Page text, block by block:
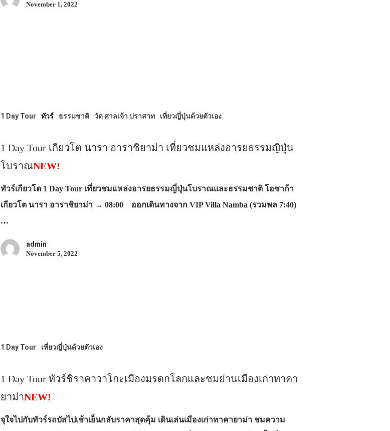
November 1, 2022
1 Day Tour ทัวร์ ธรรมชาติ วัด ศาลเจ้า ปราสาท เที่ยวญี่ปุ่นด้วยตัวเอง
1 Day Tour เกียวโต นารา อาราชิยาม่า เที่ยวชมแหล่งอารยธรรมญี่ปุ่น
โบราณNEW!
ทัวร์เกียวโต 1 Day Tour เที่ยวชมแหล่งอารยธรรมญี่ปุ่นโบราณและธรรมชาติ โอซาก้า
เกียวโต นารา อาราชิยาม่า → 08:00 ออกเดินทางจาก VIP Villa Namba (รวมพล 7:40)
…
admin
November 5, 2022
1 Day Tour เที่ยวญี่ปุ่นด้วยตัวเอง
1 Day Tour ทัวร์ชิราคาวาโกะเมืองมรดกโลกและชมย่านเมืองเก่าทาคา
ยาม่าNEW!
จุใจไปกับทัวร์รถบัสไปเช้าเย็นกลับราคาสุดคุ้ม เดินเล่นเมืองเก่าทาคายาม่า ชมความ